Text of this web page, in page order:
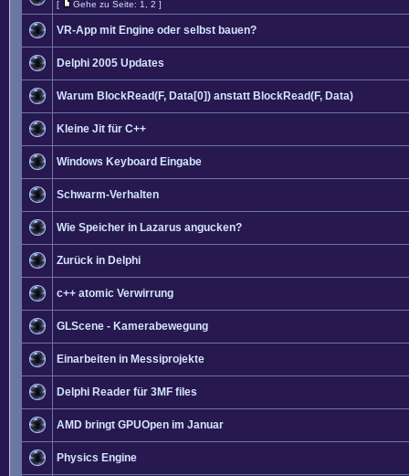
[ Gehe zu Seite: 1 2 ]
VR-App mit Engine oder selbst bauen?
Delphi 2005 Updates
Warum BlockRead(F, Data[0]) anstatt BlockRead(F, Data)
Kleine Jit für C++
Windows Keyboard Eingabe
Schwarm-Verhalten
Wie Speicher in Lazarus angucken?
Zurück in Delphi
c++ atomic Verwirrung
GLScene - Kamerabewegung
Einarbeiten in Messiprojekte
Delphi Reader für 3MF files
AMD bringt GPUOpen im Januar
Physics Engine